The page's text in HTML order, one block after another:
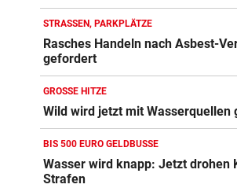
STRASSEN, PARKPLÄTZE
Rasches Handeln nach Asbest-
gefordert
GROSSE HITZE
Wild wird jetzt mit Wasserquellen
BIS 500 EURO GELDBUSSE
Wasser wird knapp: Jetzt drohen
Strafen